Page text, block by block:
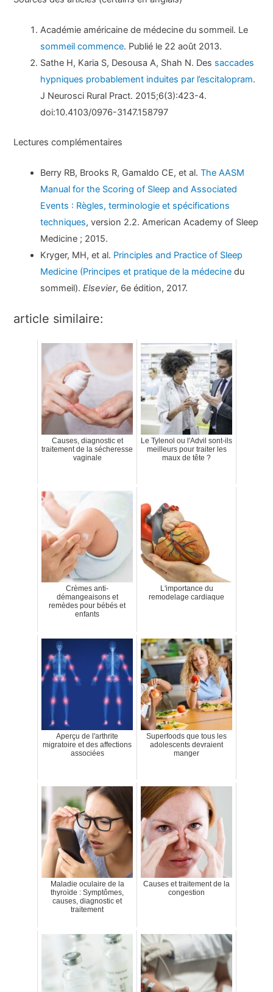
Académie américaine de médecine du sommeil. Le
sommeil commence. Publié le 22 août 2013.
Sathe H, Karia S, Desousa A, Shah N. Des saccades
hypniques probablement induites par l’escitalopram.
J Neurosci Rural Pract. 2015;6(3):423-4.
doi:10.4103/0976-3147.158797
Lectures complémentaires
Berry RB, Brooks R, Gamaldo CE, et al.The AASM
Manual for the Scoring of Sleep and Associated
Events : Règles, terminologie et spécifications
techniques, version 2.2. American Academy of Sleep
Medicine ; 2015.
Kryger, MH, et al. Principles and Practice of Sleep
Medicine (Principes et pratique de la médecine du
sommeil).Elsevier, 6e édition, 2017.
article similaire:
Causes, diagnostic et
traitement de la sécheresse
vaginale
Le Tylenol ou l'Advil sont-ils
meilleurs pour traiter les
maux de tête ?
Crèmes anti-
démangeaisons et
remèdes pour bébés et
enfants
L'importance du
remodelage cardiaque
Aperçu de l'arthrite
migratoire et des affections
associées
Superfoods que tous les
adolescents devraient
manger
Maladie oculaire de la
thyroïde : Symptômes,
causes, diagnostic et
traitement
Causes et traitement de la
congestion